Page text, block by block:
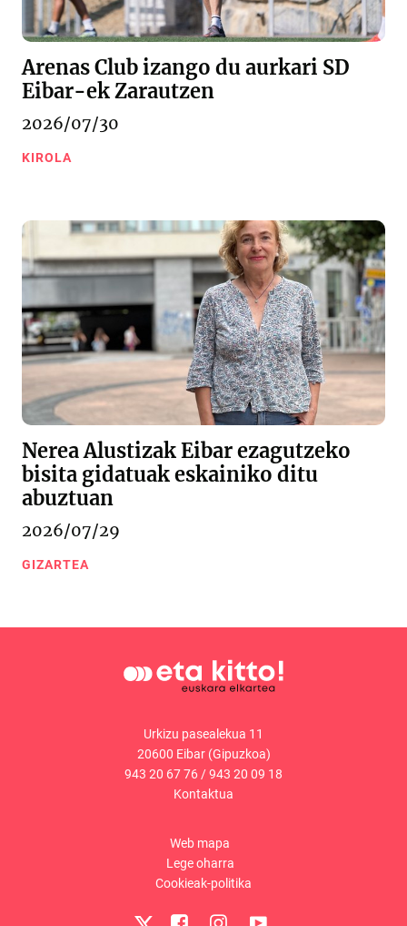
Arenas Club izango du aurkari SD
Eibar-ek Zarautzen
2026/07/30
KIROLA
Nerea Alustizak Eibar ezagutzeko
bisita gidatuak eskainiko ditu
abuztuan
2026/07/29
GIZARTEA
Urkizu pasealekua 11
20600 Eibar (Gipuzkoa)
943 20 67 76/943 20 09 18
Kontaktua
Web mapa
Lege oharra
Cookieak-politika